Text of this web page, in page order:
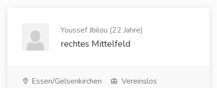
Youssef Jbilou (22 Jahre)
rechtes Mittelfeld
Essen/Gelsenkirchen Vereinslos